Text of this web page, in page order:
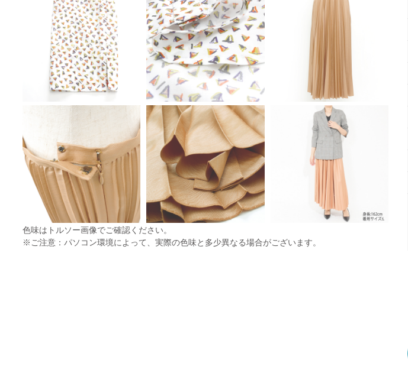
色味はトルソー画像でご確認ください。
※ご注意：パソコン環境によって、実際の色味と多少異なる場合がございます。